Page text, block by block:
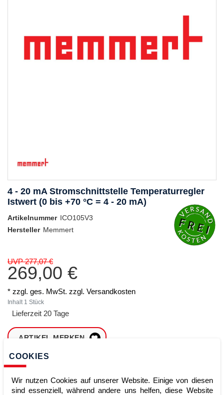
4 - 20 mA Stromschnittstelle Temperaturregler
Istwert (0 bis +70 °C = 4 - 20 mA)
Artikelnummer ICO105V3
Hersteller Memmert
UVP 277,07 €
269,00 €
* zzgl. ges. MwSt. zzgl. Versandkosten
Inhalt 1 Stück
Lieferzeit 20 Tage
ARTIKEL MERKEN
COOKIES
Wir nutzen Cookies auf unserer Website. Einige von diesen
sind essenziell, während andere uns helfen, diese Website